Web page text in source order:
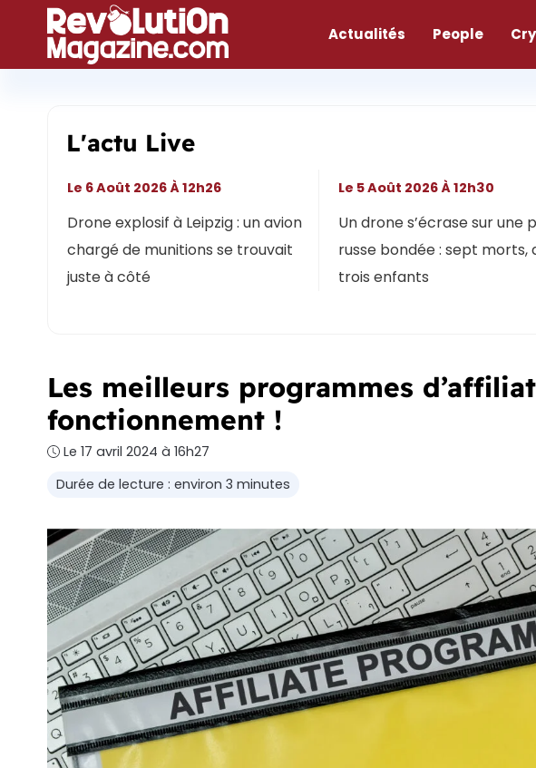
contenu
Actualités People
L'actu Live
Drone explosif à Leipzig : un avion
chargé de munitions se trouvait
juste à côté
Le 6 Août 2026 À 12h26
Un drone s’écrase sur une
russe bondée : sept morts,
trois enfants
Le 5 Août 2026 À 12h30
Les meilleurs programmes
fonctionnement !
Le 17 avril 2024 à 16h27
Durée de lecture : environ 3 minutes